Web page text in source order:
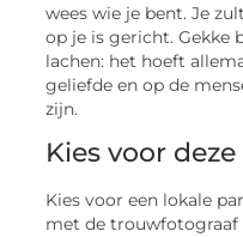
wees wie je bent. Je
op je is gericht. Gekke
lachen: het hoeft
geliefde en op de
zijn.
Kies voor
Kies voor een lokale
met de trouwfotograaf